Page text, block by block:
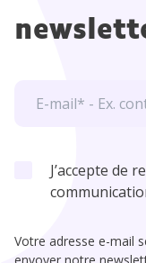
J’accepte de
Votre adresse e-mail